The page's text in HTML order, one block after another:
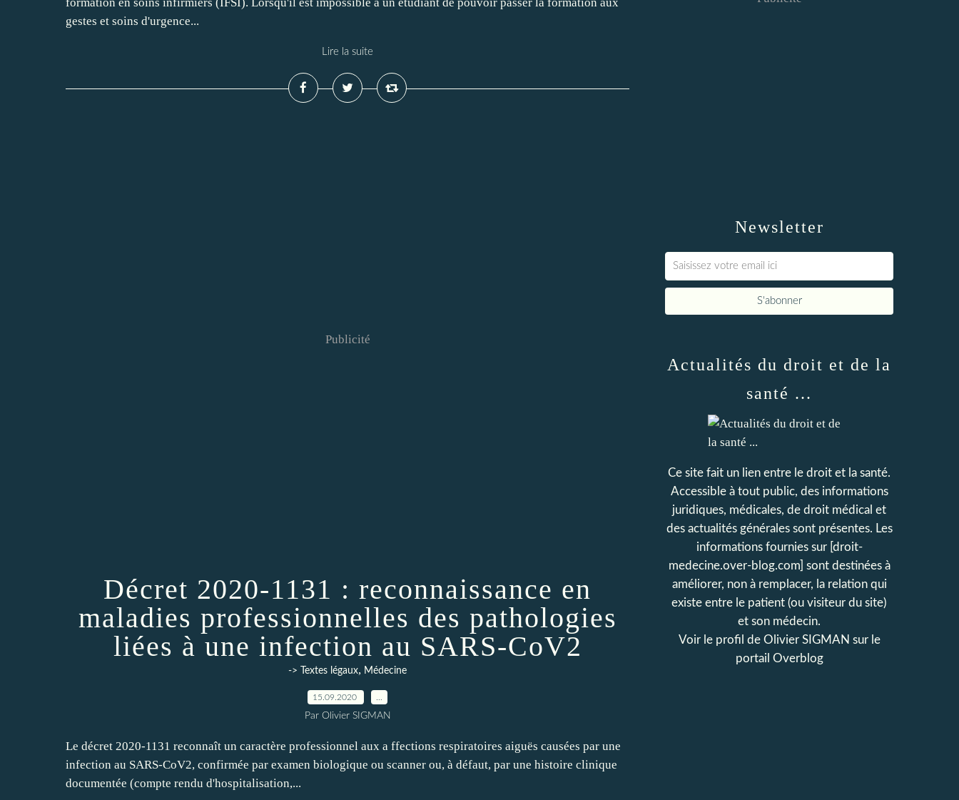
gestes et soins d'urgence...
Lire la suite
Publicité
Décret 2020-1131 : reconnaissance en
maladies professionnelles des pathologies
liées à une infection au SARS-CoV2
-> Textes légaux, Médecine
15.09.2020
Par Olivier SIGMAN
Le décret 2020-1131 reconnaît un caractère professionnel aux a ffections respiratoires aiguës causées par une
infection au SARS-CoV2, confirmée par examen biologique ou scanner ou, à défaut, par une histoire clinique
documentée (compte rendu d'hospitalisation,...
Newsletter
Actualités du droit et de la
santé ...
Ce site fait un lien entre le droit et la santé.
Accessible à tout public, des informations
juridiques, médicales, de droit médical et
des actualités générales sont présentes. Les
informations fournies sur [droit-
medecine.over-blog.com] sont destinées à
améliorer, non à remplacer, la relation qui
existe entre le patient (ou visiteur du site)
et son médecin.
Voir le profil de Olivier SIGMAN sur le
portail Overblog